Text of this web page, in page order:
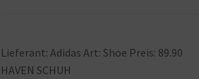
Lieferant: Adidas Art: Shoe Preis: 89.90
HAVEN SCHUH